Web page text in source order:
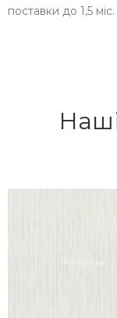
поставки до 1,5 міс.